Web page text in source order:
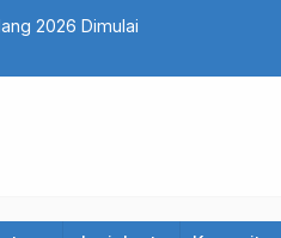
2026 Dimulai